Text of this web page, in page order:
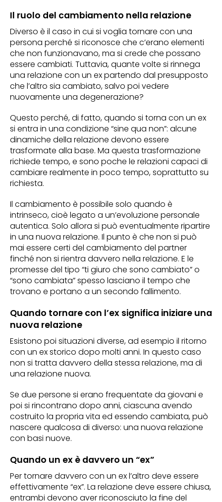
Il ruolo del cambiamento nella relazione
Diverso è il caso in cui si voglia tornare con una
persona perché si riconosce che c’erano elementi
che non funzionavano, ma si crede che possano
essere cambiati. Tuttavia, quante volte si rinnega
una relazione con un ex partendo dal presupposto
che l’altro sia cambiato, salvo poi vedere
nuovamente una degenerazione?
Questo perché, di fatto, quando si torna con un ex
si entra in una condizione “sine qua non”: alcune
dinamiche della relazione devono essere
trasformate alla base. Ma questa trasformazione
richiede tempo, e sono poche le relazioni capaci di
cambiare realmente in poco tempo, soprattutto su
richiesta.
Il cambiamento è possibile solo quando è
intrinseco, cioè legato a un’evoluzione personale
autentica. Solo allora si può eventualmente ripartire
in una nuova relazione. Il punto è che non si può
mai essere certi del cambiamento del partner
finché non si rientra davvero nella relazione. E le
promesse del tipo “ti giuro che sono cambiato” o
“sono cambiata” spesso lasciano il tempo che
trovano e portano a un secondo fallimento.
Quando tornare con l’ex significa iniziare una
nuova relazione
Esistono poi situazioni diverse, ad esempio il ritorno
con un ex storico dopo molti anni. In questo caso
non si tratta davvero della stessa relazione, ma di
una relazione nuova.
Se due persone si erano frequentate da giovani e
poi si rincontrano dopo anni, ciascuna avendo
costruito la propria vita ed essendo cambiata, può
nascere qualcosa di diverso: una nuova relazione
con basi nuove.
Quando un ex è davvero un “ex”
Per tornare davvero con un ex l’altro deve essere
effettivamente “ex”. La relazione deve essere chiusa,
entrambi devono aver riconosciuto la fine del